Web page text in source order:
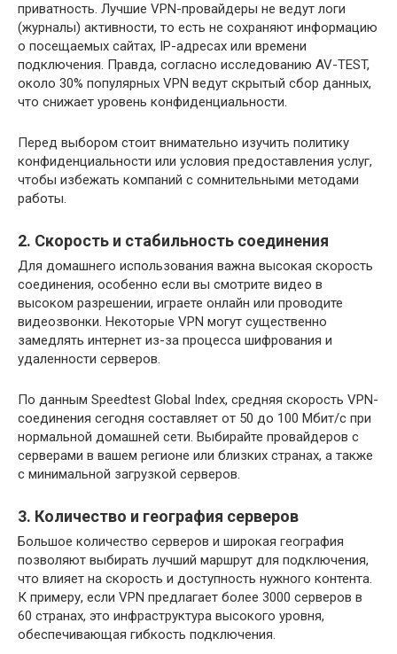
приватность. Лучшие VPN-провайдеры не ведут логи
(журналы) активности, то есть не сохраняют информацию
о посещаемых сайтах, IP-адресах или времени
подключения. Правда, согласно исследованию AV-TEST,
около 30% популярных VPN ведут скрытый сбор данных,
что снижает уровень конфиденциальности.
Перед выбором стоит внимательно изучить политику
конфиденциальности или условия предоставления услуг,
чтобы избежать компаний с сомнительными методами
работы.
2. Скорость и стабильность соединения
Для домашнего использования важна высокая скорость
соединения, особенно если вы смотрите видео в
высоком разрешении, играете онлайн или проводите
видеозвонки. Некоторые VPN могут существенно
замедлять интернет из-за процесса шифрования и
удаленности серверов.
По данным Speedtest Global Index, средняя скорость VPN-
соединения сегодня составляет от 50 до 100 Мбит/с при
нормальной домашней сети. Выбирайте провайдеров с
серверами в вашем регионе или близких странах, а также
с минимальной загрузкой серверов.
3. Количество и география серверов
Большое количество серверов и широкая география
позволяют выбирать лучший маршрут для подключения,
что влияет на скорость и доступность нужного контента.
К примеру, если VPN предлагает более 3000 серверов в
60 странах, это инфраструктура высокого уровня,
обеспечивающая гибкость подключения.